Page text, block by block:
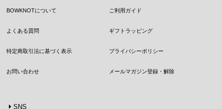
BOWKNOTについて ご利用ガイド
よくある質問 ギフトラッピング
特定商取引法に基づく表示 プライバシーポリシー
お問い合わせ メールマガジン登録・解除
SNS